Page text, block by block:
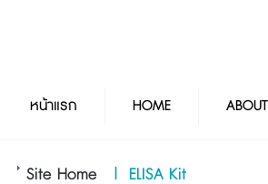
หน้าแรก HOME
Site Home | ELISA Kit